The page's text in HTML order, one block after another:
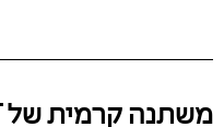
משתנה קרמית של GEBERIT